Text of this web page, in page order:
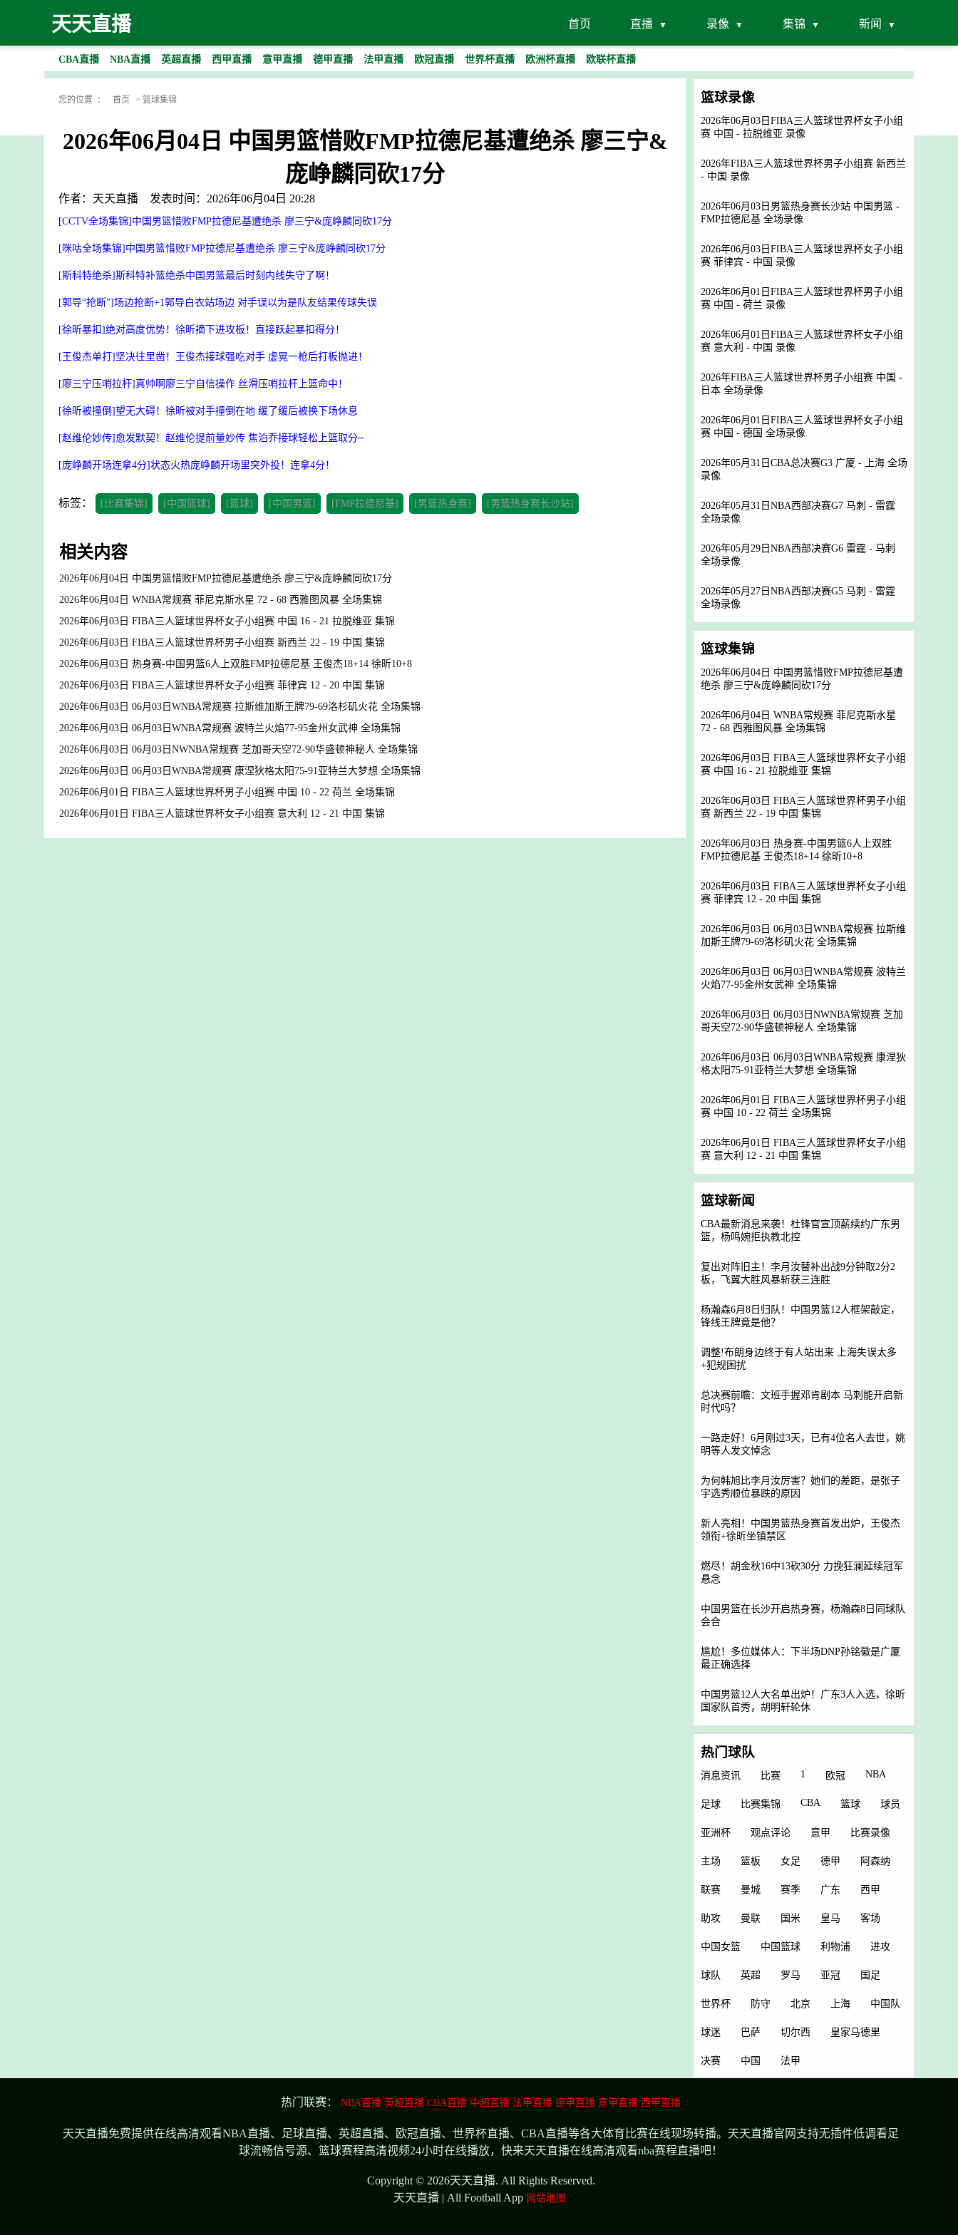
天天直播 首页 直播 录像 集锦 新闻
CBA直播 NBA直播 英超直播 西甲直播 意甲直播 德甲直播 法甲直播 欧冠直播 世界杯直播 欧洲杯直播 欧联杯直播
您的位置 ： 首页 > 篮球集锦
2026年06月04日 中国男篮惜败FMP拉德尼基遭绝杀 廖三宁&
庞峥麟同砍17分
作者：天天直播 发表时间：2026年06月04日 20:28
[CCTV全场集锦]中国男篮惜败FMP拉德尼基遭绝杀 廖三宁&庞峥麟同砍17分
[咪咕全场集锦]中国男篮惜败FMP拉德尼基遭绝杀 廖三宁&庞峥麟同砍17分
[斯科特绝杀]斯科特补篮绝杀中国男篮最后时刻内线失守了啊！
[郭导“抢断”]场边抢断+1郭导白衣站场边 对手误以为是队友结果传球失误
[徐昕暴扣]绝对高度优势！徐昕摘下进攻板！直接跃起暴扣得分！
[王俊杰单打]坚决往里凿！王俊杰接球强吃对手 虚晃一枪后打板抛进！
[廖三宁压哨拉杆]真帅啊廖三宁自信操作 丝滑压哨拉杆上篮命中！
[徐昕被撞倒]望无大碍！徐昕被对手撞倒在地 缓了缓后被换下场休息
[赵维伦妙传]愈发默契！赵维伦提前量妙传 焦泊乔接球轻松上篮取分~
[庞峥麟开场连拿4分]状态火热庞峥麟开场里突外投！连拿4分！
标签： [比赛集锦] [中国篮球] [篮球] [中国男篮] [FMP拉德尼基] [男篮热身赛] [男篮热身赛长沙站]
相关内容
2026年06月04日 中国男篮惜败FMP拉德尼基遭绝杀 廖三宁&庞峥麟同砍17分
2026年06月04日 WNBA常规赛 菲尼克斯水星 72 - 68 西雅图风暴 全场集锦
2026年06月03日 FIBA三人篮球世界杯女子小组赛 中国 16 - 21 拉脱维亚 集锦
2026年06月03日 FIBA三人篮球世界杯男子小组赛 新西兰 22 - 19 中国 集锦
2026年06月03日 热身赛-中国男篮6人上双胜FMP拉德尼基 王俊杰18+14 徐昕10+8
2026年06月03日 FIBA三人篮球世界杯女子小组赛 菲律宾 12 - 20 中国 集锦
2026年06月03日 06月03日WNBA常规赛 拉斯维加斯王牌79-69洛杉矶火花 全场集锦
2026年06月03日 06月03日WNBA常规赛 波特兰火焰77-95金州女武神 全场集锦
2026年06月03日 06月03日NWNBA常规赛 芝加哥天空72-90华盛顿神秘人 全场集锦
2026年06月03日 06月03日WNBA常规赛 康涅狄格太阳75-91亚特兰大梦想 全场集锦
2026年06月01日 FIBA三人篮球世界杯男子小组赛 中国 10 - 22 荷兰 全场集锦
2026年06月01日 FIBA三人篮球世界杯女子小组赛 意大利 12 - 21 中国 集锦
篮球录像
2026年06月03日FIBA三人篮球世界杯女子小组
赛 中国 - 拉脱维亚 录像
2026年FIBA三人篮球世界杯男子小组赛 新西兰
- 中国 录像
2026年06月03日男篮热身赛长沙站 中国男篮 -
FMP拉德尼基 全场录像
2026年06月03日FIBA三人篮球世界杯女子小组
赛 菲律宾 - 中国 录像
2026年06月01日FIBA三人篮球世界杯男子小组
赛 中国 - 荷兰 录像
2026年06月01日FIBA三人篮球世界杯女子小组
赛 意大利 - 中国 录像
2026年FIBA三人篮球世界杯男子小组赛 中国 -
日本 全场录像
2026年06月01日FIBA三人篮球世界杯女子小组
赛 中国 - 德国 全场录像
2026年05月31日CBA总决赛G3 广厦 - 上海 全场
录像
2026年05月31日NBA西部决赛G7 马刺 - 雷霆
全场录像
2026年05月29日NBA西部决赛G6 雷霆 - 马刺
全场录像
2026年05月27日NBA西部决赛G5 马刺 - 雷霆
全场录像
篮球集锦
2026年06月04日 中国男篮惜败FMP拉德尼基遭
绝杀 廖三宁&庞峥麟同砍17分
2026年06月04日 WNBA常规赛 菲尼克斯水星
72 - 68 西雅图风暴 全场集锦
2026年06月03日 FIBA三人篮球世界杯女子小组
赛 中国 16 - 21 拉脱维亚 集锦
2026年06月03日 FIBA三人篮球世界杯男子小组
赛 新西兰 22 - 19 中国 集锦
2026年06月03日 热身赛-中国男篮6人上双胜
FMP拉德尼基 王俊杰18+14 徐昕10+8
2026年06月03日 FIBA三人篮球世界杯女子小组
赛 菲律宾 12 - 20 中国 集锦
2026年06月03日 06月03日WNBA常规赛 拉斯维
加斯王牌79-69洛杉矶火花 全场集锦
2026年06月03日 06月03日WNBA常规赛 波特兰
火焰77-95金州女武神 全场集锦
2026年06月03日 06月03日NWNBA常规赛 芝加
哥天空72-90华盛顿神秘人 全场集锦
2026年06月03日 06月03日WNBA常规赛 康涅狄
格太阳75-91亚特兰大梦想 全场集锦
2026年06月01日 FIBA三人篮球世界杯男子小组
赛 中国 10 - 22 荷兰 全场集锦
2026年06月01日 FIBA三人篮球世界杯女子小组
赛 意大利 12 - 21 中国 集锦
篮球新闻
CBA最新消息来袭！杜锋官宣顶薪续约广东男
篮，杨鸣婉拒执教北控
复出对阵旧主！李月汝替补出战9分钟取2分2
板，飞翼大胜风暴斩获三连胜
杨瀚森6月8日归队！中国男篮12人框架敲定，
锋线王牌竟是他？
调整!布朗身边终于有人站出来 上海失误太多
+犯规困扰
总决赛前瞻：文班手握邓肯剧本 马刺能开启新
时代吗？
一路走好！6月刚过3天，已有4位名人去世，姚
明等人发文悼念
为何韩旭比李月汝厉害？她们的差距，是张子
宇选秀顺位暴跌的原因
新人亮相！中国男篮热身赛首发出炉，王俊杰
领衔+徐昕坐镇禁区
燃尽！胡金秋16中13砍30分 力挽狂澜延续冠军
悬念
中国男篮在长沙开启热身赛，杨瀚森8日同球队
会合
尴尬！多位媒体人：下半场DNP孙铭徽是广厦
最正确选择
中国男篮12人大名单出炉！广东3人入选，徐昕
国家队首秀，胡明轩轮休
热门球队
消息资讯 比赛 1 欧冠 NBA
足球 比赛集锦 CBA 篮球 球员
亚洲杯 观点评论 意甲 比赛录像
主场 篮板 女足 德甲 阿森纳
联赛 曼城 赛季 广东 西甲
助攻 曼联 国米 皇马 客场
中国女篮 中国篮球 利物浦 进攻
球队 英超 罗马 亚冠 国足
世界杯 防守 北京 上海 中国队
球迷 巴萨 切尔西 皇家马德里
决赛 中国 法甲
热门联赛： NBA直播 英超直播 CBA直播 中超直播 法甲直播 德甲直播 意甲直播 西甲直播
天天直播免费提供在线高清观看NBA直播、足球直播、英超直播、欧冠直播、世界杯直播、CBA直播等各大体育比赛在线现场转播。天天直播官网支持无插件低调看足
球流畅信号源、篮球赛程高清视频24小时在线播放，快来天天直播在线高清观看nba赛程直播吧！
Copyright © 2026天天直播. All Rights Reserved.
天天直播 | All Football App 网站地图